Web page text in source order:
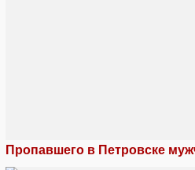
Пропавшего в Петровске